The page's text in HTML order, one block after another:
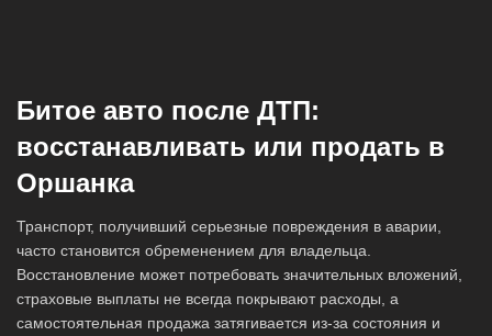
Битое авто после ДТП:
восстанавливать или продать в
Оршанка
Транспорт, получивший серьезные повреждения в аварии,
часто становится обременением для владельца.
Восстановление может потребовать значительных вложений,
страховые выплаты не всегда покрывают расходы, а
самостоятельная продажа затягивается из-за состояния и